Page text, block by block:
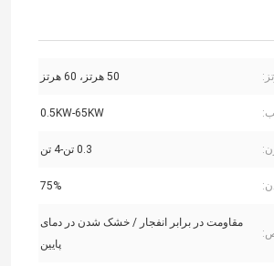
50 هرتز، 60 هرتز
0.5KW-65KW
0.3 تن-4 تن
75%
مقاومت در برابر انفجار / خشک شدن در دمای
پایین